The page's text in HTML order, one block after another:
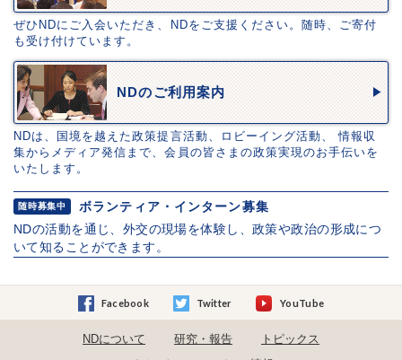
ぜひNDにご入会いただき、NDをご支援ください。随時、ご寄付
も受け付けています。
NDのご利用案内
NDは、国境を越えた政策提言活動、ロビーイング活動、 情報収
集からメディア発信まで、会員の皆さまの政策実現のお手伝いを
いたします。
随時募集中
ボランティア・インターン募集
NDの活動を通じ、外交の現場を体験し、政策や政治の形成につ
いて知ることができます。
Facebook Twitter YouTube
NDについて 研究・報告
トピックス